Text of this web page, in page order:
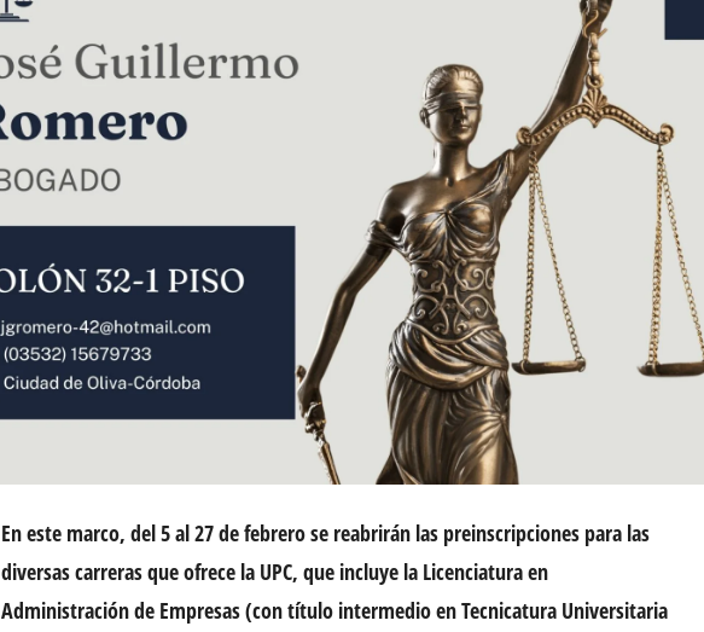
En este marco, del 5 al 27 de febrero se reabrirán las preinscripciones para las
diversas carreras que ofrece la UPC, que incluye la Licenciatura en
Administración de Empresas (con título intermedio en Tecnicatura Universitaria